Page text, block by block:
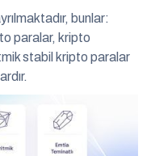
bunlar:
paralar, kripto
stabil kripto paralar